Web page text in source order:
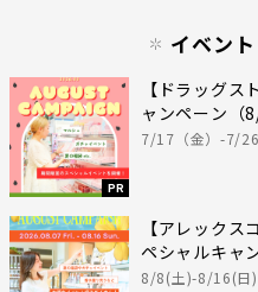
イベン
PR
【ドラッグ
ャンペーン（
7/17（金）-7/26
【アレック
ペシャルキャ
8/8(土)-8/16(日)